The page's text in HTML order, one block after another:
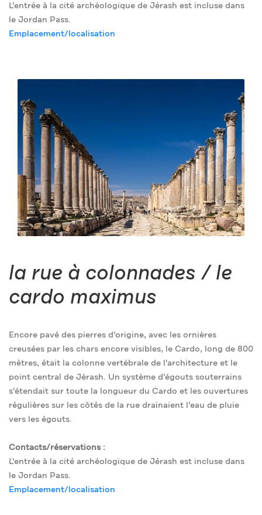
L'entrée à la cité archéologique de Jérash est incluse dans
le Jordan Pass.
Emplacement/localisation
la rue à colonnades / le
cardo maximus
Encore pavé des pierres d'origine, avec les ornières
creusées par les chars encore visibles, le Cardo, long de 800
mètres, était la colonne vertébrale de l'architecture et le
point central de Jérash. Un système d'égouts souterrains
s'étendait sur toute la longueur du Cardo et les ouvertures
régulières sur les côtés de la rue drainaient l'eau de pluie
vers les égouts.
Contacts/réservations :
L'entrée à la cité archéologique de Jérash est incluse dans
le Jordan Pass.
Emplacement/localisation